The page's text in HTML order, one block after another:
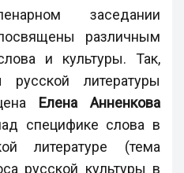
заседании
различным
и культуры. Так,
литературы
Елена Анненкова
специфике слова в
литературе (тема
русской культуры в